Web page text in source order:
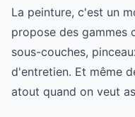
La peinture, c'est un
propose des gammes
sous-couches,
d'entretien. Et même
atout quand on veut